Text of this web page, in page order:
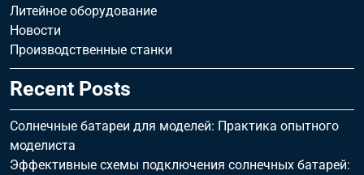
Литейное оборудование
Новости
Производственные станки
Recent Posts
Солнечные батареи для моделей: Практика опытного
моделиста
Эффективные схемы подключения солнечных батарей: